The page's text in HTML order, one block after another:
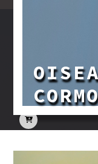
Aller au